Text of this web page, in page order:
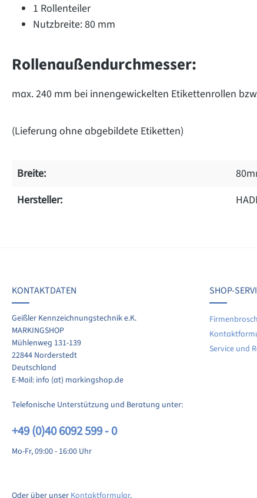
1 Rollenteiler
Nutzbreite: 80 mm
Rollenaußendurchmesser:
max. 240 mm bei innengewickelten Etikettenrollen
(Lieferung ohne abgebildete Etiketten)
Breite:
Hersteller:
Sie Ihre Erfahrungen mit anderen Kunden.
schreiben
KONTAKTDATEN
Geißler Kennzeichnungstechnik e.K.
MARKINGSHOP
Mühlenweg 131-139
22844 Norderstedt
Deutschland
E-Mail: info (at) markingshop.de
Telefonische Unterstützung und Beratung unter:
+49 (0)40 6092 599 - 0
Mo-Fr, 09:00 - 16:00 Uhr
Oder über unser Kontaktformular.
SHOP-
Service und